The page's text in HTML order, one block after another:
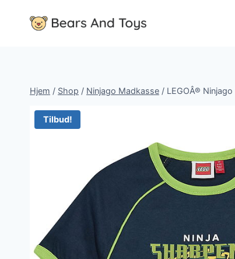
Hjem / Shop / Ninjago Madkasse / LEGOÂ®
Tilbud!